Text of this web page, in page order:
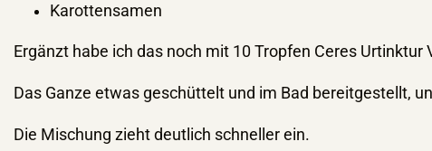
Karottensamen
Ergänzt habe ich das noch mit 10 Tropfen Ceres Urtinktur
Das Ganze etwas geschüttelt und im Bad bereitgestellt,
Die Mischung zieht deutlich schneller ein.